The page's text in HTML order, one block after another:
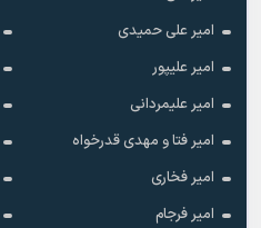
امیر علی حمیدی
امیر علیپور
امیر علیمردانی
امیر فتا و مهدی قدرخواه
امیر فخاری
امیر فرجام